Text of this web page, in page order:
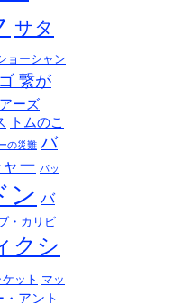
サタ
ョーシャン
繋が
ーズ
トムのこ
の災難 バ
ー バッ
ン バ
・カリビ
クシ
ット マッ
・アント